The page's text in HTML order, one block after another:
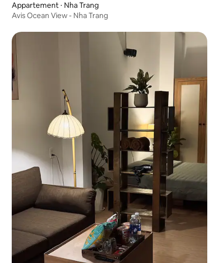
Appartement ⋅ Nha Trang
Avis Ocean View - Nha Trang